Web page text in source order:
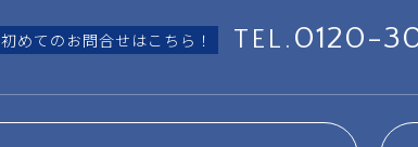
初めてのお問合せはこちら！ TEL. 0120-